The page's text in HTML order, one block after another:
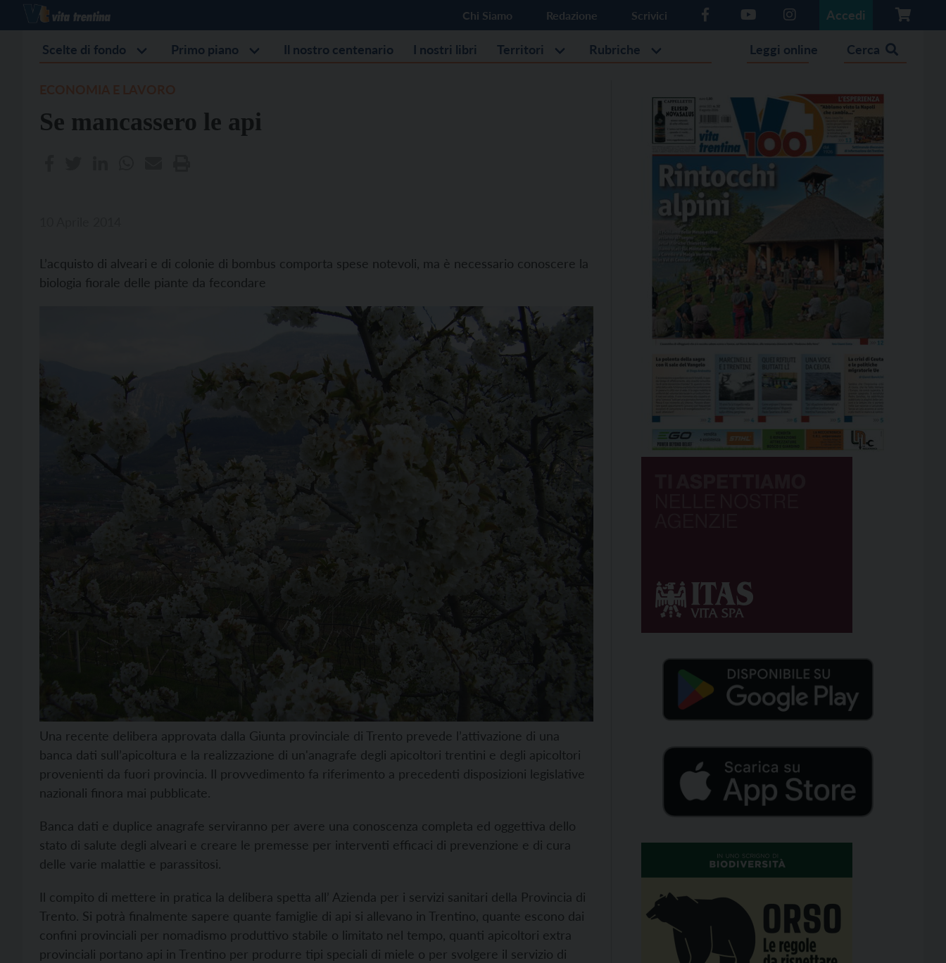
Chi Siamo Redazione Scrivici Accedi
Scelte di fondo Primo piano Il nostro centenario I nostri libri Territori Rubriche Leggi online Cerca
Se mancassero le api
L’acquisto di alveari e di colonie di bombus comporta spese notevoli, ma è necessario conoscere la
biologia fiorale delle piante da fecondare
Una recente delibera approvata dalla Giunta provinciale di Trento prevede l’attivazione di una
banca dati sull’apicoltura e la realizzazione di un'anagrafe degli apicoltori trentini e degli apicoltori
provenienti da fuori provincia. Il provvedimento fa riferimento a precedenti disposizioni legislative
nazionali finora mai pubblicate.
Banca dati e duplice anagrafe serviranno per avere una conoscenza completa ed oggettiva dello
stato di salute degli alveari e creare le premesse per interventi efficaci di prevenzione e di cura
delle varie malattie e parassitosi.
Il compito di mettere in pratica la delibera spetta all’ Azienda per i servizi sanitari della Provincia di
Trento. Si potrà finalmente sapere quante famiglie di api si allevano in Trentino, quante escono dai
confini provinciali per nomadismo produttivo stabile o limitato nel tempo, quanti apicoltori extra
provinciali portano api in Trentino per produrre tipi speciali di miele o per svolgere il servizio di